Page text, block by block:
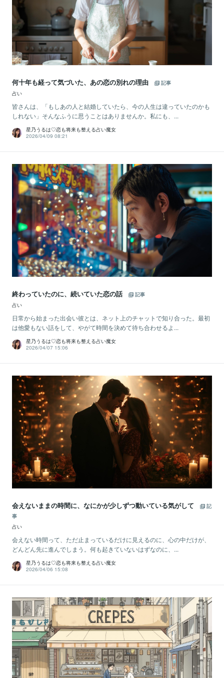
何十年も経って気づいた、あの恋の別れの理由
記事
占い
皆さんは、「もしあの人と結婚していたら、今の人生は違っていたのかも
しれない」そんなふうに思うことはありませんか。私にも、...
星乃うるは♡恋も将来も整える占い魔女
2026/04/09 08:21
終わっていたのに、続いていた恋の話
記事
占い
日常から始まった出会い彼とは、ネット上のチャットで知り合った。最初
は他愛もない話をして、やがて時間を決めて待ち合わせるよ...
星乃うるは♡恋も将来も整える占い魔女
2026/04/07 15:06
会えないままの時間に、なにかが少しずつ動いている気がして
記
事
占い
会えない時間って、ただ止まっているだけに見えるのに、心の中だけが、
どんどん先に進んでしまう。何も起きていないはずなのに、...
星乃うるは♡恋も将来も整える占い魔女
2026/04/06 15:08